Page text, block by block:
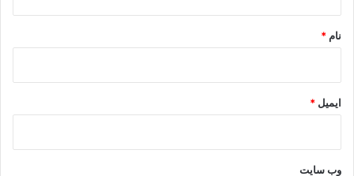
نام *
ایمیل *
وب‌ سایت